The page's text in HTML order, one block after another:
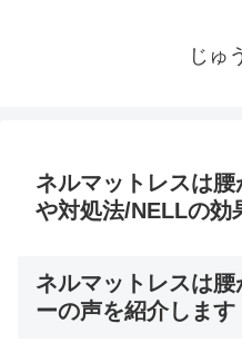
じゅ
ネルマットレスは
や対処法/NELLの効
ネルマットレスは
ーの声を紹介します